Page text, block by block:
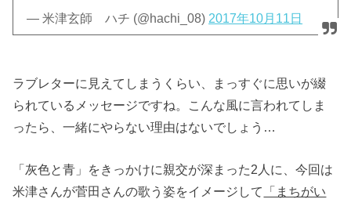
— 米津玄師 ハチ (@hachi_08) 2017年10月11日
ラブレターに見えてしまうくらい、まっすぐに思いが綴
られているメッセージですね。こんな風に言われてしま
ったら、一緒にやらない理由はないでしょう…
「灰色と青」をきっかけに親交が深まった2人に、今回は
米津さんが菅田さんの歌う姿をイメージして
「まちがい